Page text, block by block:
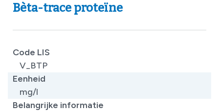
Bèta-trace proteïne
Code LIS
V_BTP
Eenheid
mg/l
Belangrijke informatie